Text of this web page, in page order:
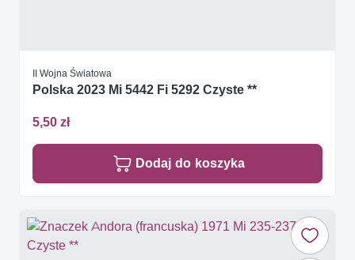
II Wojna Światowa
Polska 2023 Mi 5442 Fi 5292 Czyste **
5,50 zł
Dodaj do koszyka